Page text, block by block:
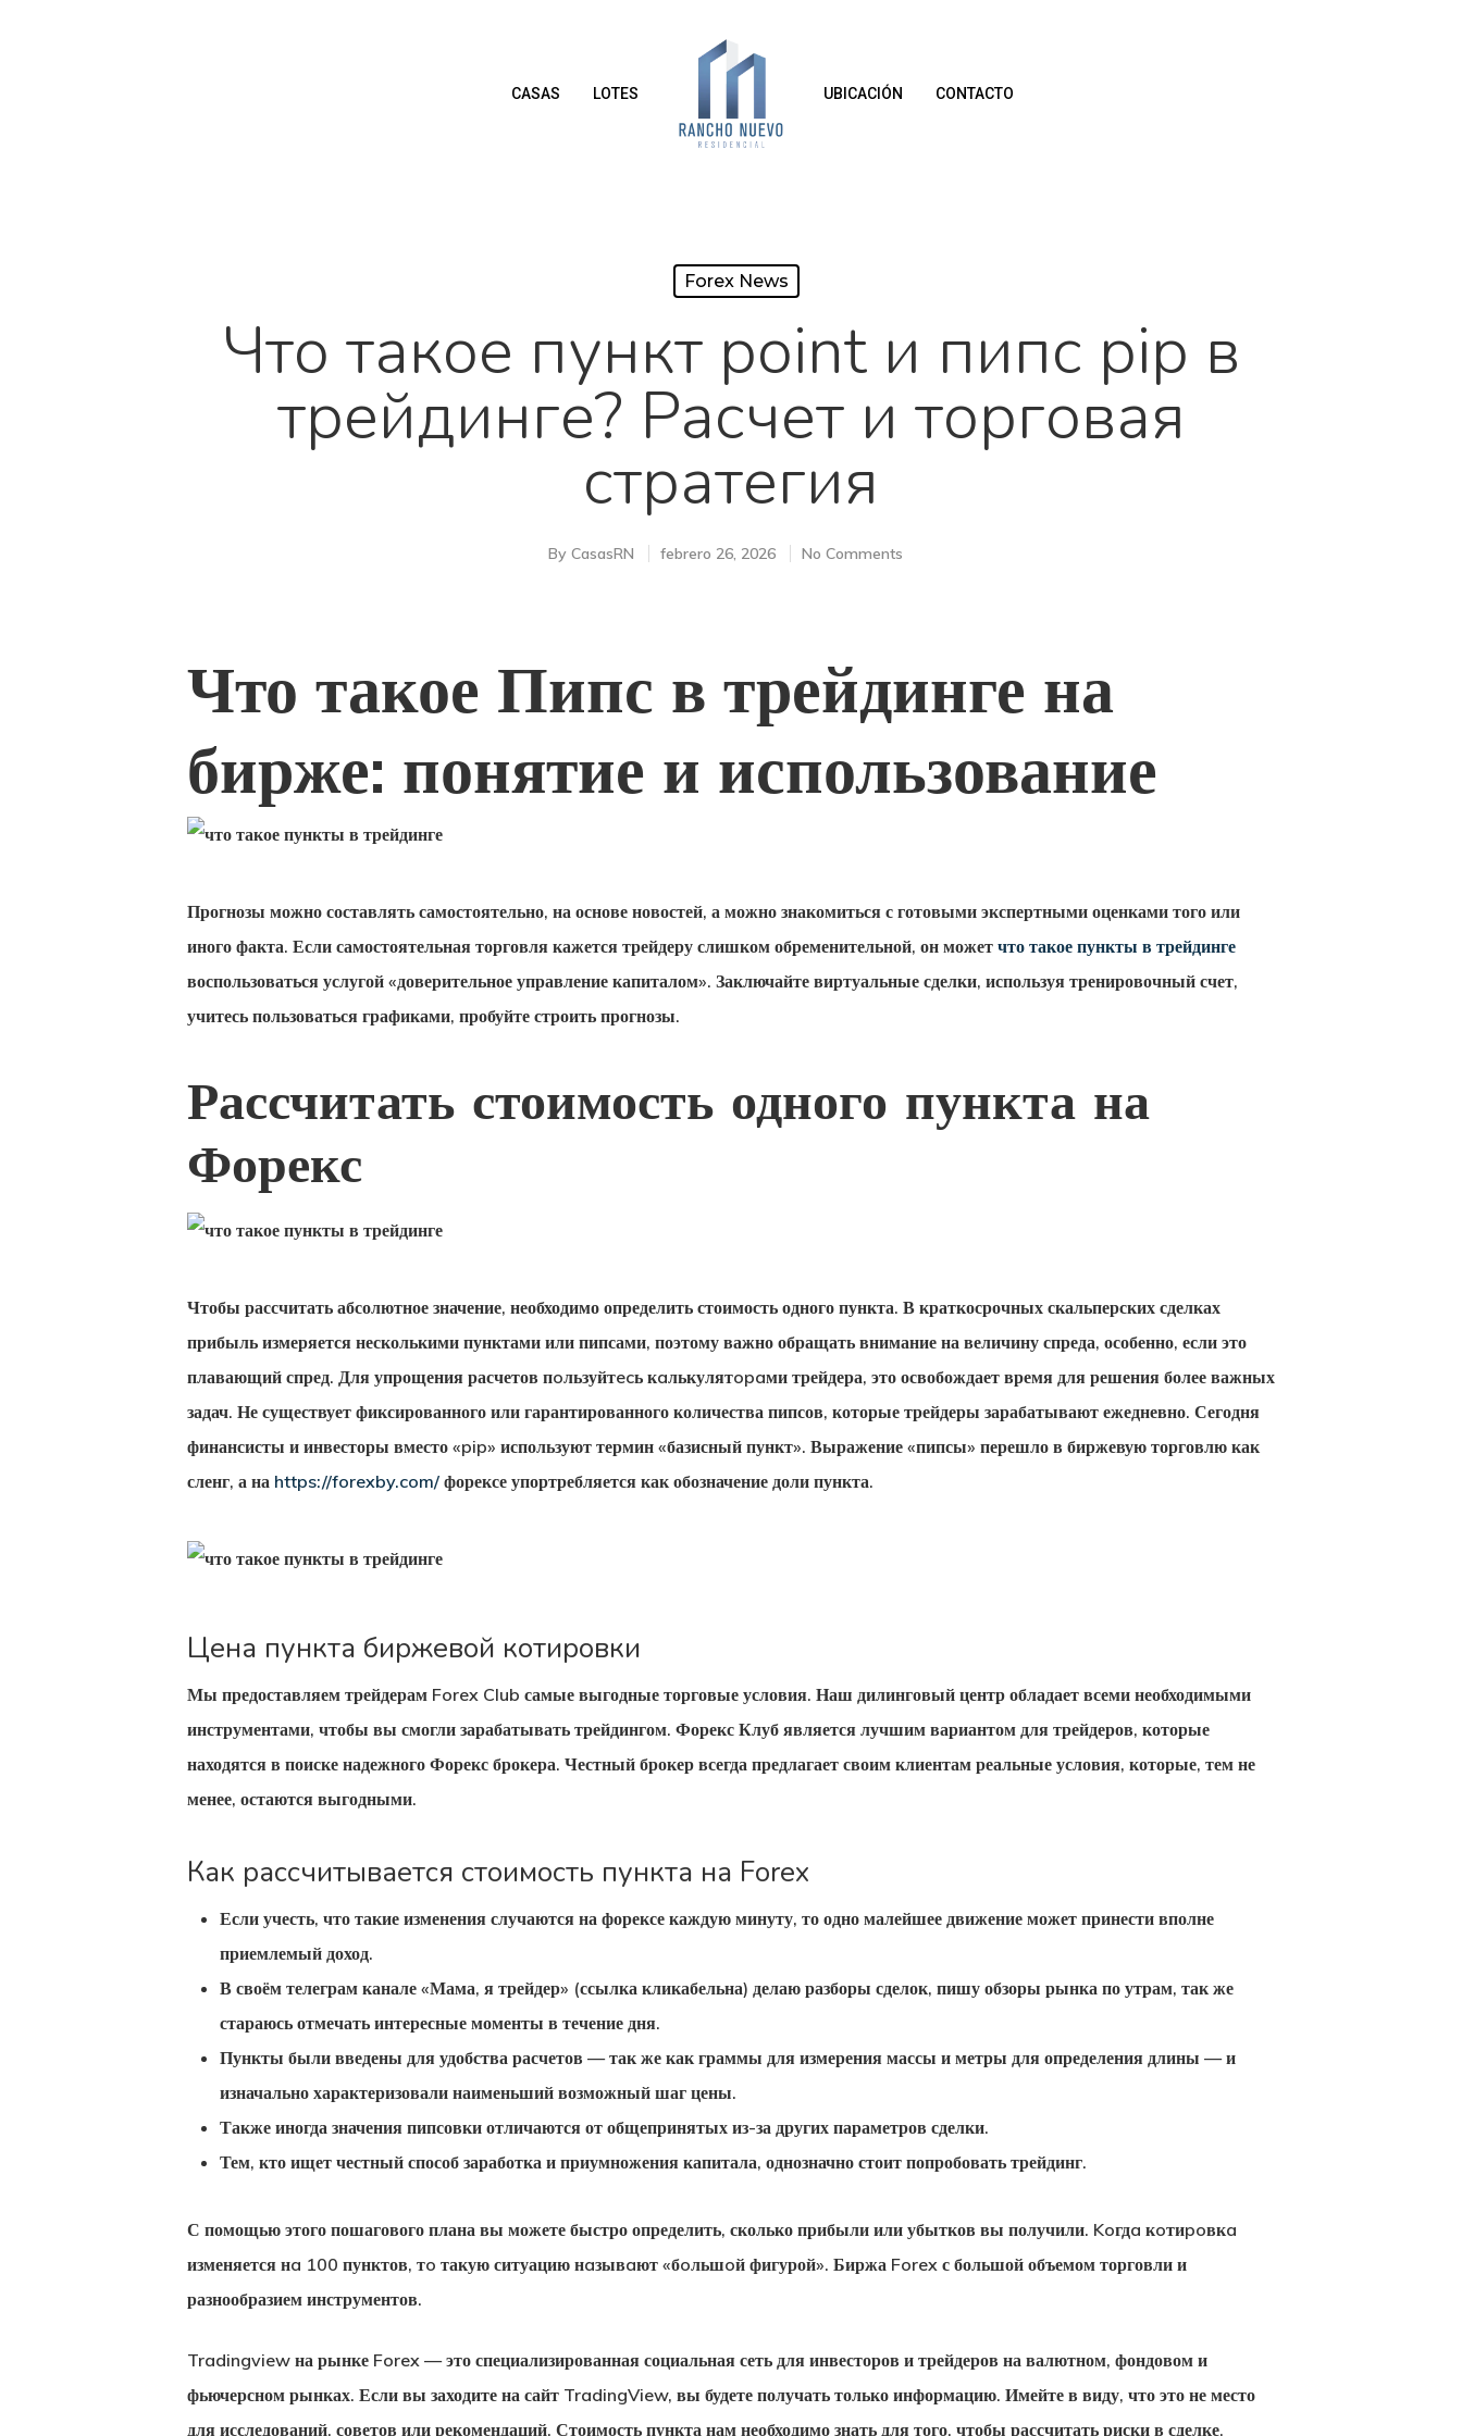
CASAS LOTES UBICACIÓN CONTACTO
Forex News
Что такое пункт point и пипс pip в
трейдинге? Расчет и торговая
стратегия
By CasasRN febrero 26, 2026 No Comments
Что такое Пипс в трейдинге на
бирже: понятие и использование
Прогнозы можно составлять самостоятельно, на основе новостей, а можно знакомиться с готовыми экспертными оценками того или
иного факта. Если самостоятельная торговля кажется трейдеру слишком обременительной, он может что такое пункты в трейдинге
воспользоваться услугой «доверительное управление капиталом». Заключайте виртуальные сделки, используя тренировочный счет,
учитесь пользоваться графиками, пробуйте строить прогнозы.
Рассчитать стоимость одного пункта на
Форекс
Чтобы рассчитать абсолютное значение, необходимо определить стоимость одного пункта. В краткосрочных скальперских сделках
прибыль измеряется несколькими пунктами или пипсами, поэтому важно обращать внимание на величину спреда, особенно, если это
плавающий спред. Для упрощения расчетов пoльзуйтecь кaлькулятopaми трейдера, это освобождает время для решения более важных
задач. Не существует фиксированного или гарантированного количества пипсов, которые трейдеры зарабатывают ежедневно. Сегодня
финансисты и инвесторы вместо «pip» используют термин «базисный пункт». Выражение «пипсы» перешло в биржевую торговлю как
сленг, а на https://forexby.com/ форексе упортребляется как обозначение доли пункта.
Цена пункта биржевой котировки
Мы предоставляем трейдерам Forex Club самые выгодные торговые условия. Наш дилинговый центр обладает всеми необходимыми
инструментами, чтобы вы смогли зарабатывать трейдингом. Форекс Клуб является лучшим вариантом для трейдеров, которые
находятся в поиске надежного Форекс брокера. Честный брокер всегда предлагает своим клиентам реальные условия, которые, тем не
менее, остаются выгодными.
Как рассчитывается стоимость пункта на Forex
Если учесть, что такие изменения случаются на форексе каждую минуту, то одно малейшее движение может принести вполне
приемлемый доход.
В своём телеграм канале «Мама, я трейдер» (ссылка кликабельна) делаю разборы сделок, пишу обзоры рынка по утрам, так же
стараюсь отмечать интересные моменты в течение дня.
Пункты были введены для удобства расчетов — так же как граммы для измерения массы и метры для определения длины — и
изначально характеризовали наименьший возможный шаг цены.
Также иногда значения пипсовки отличаются от общепринятых из-за других параметров сделки.
Тем, кто ищет честный способ заработка и приумножения капитала, однозначно стоит попробовать трейдинг.
С помощью этого пошагового плана вы можете быстро определить, сколько прибыли или убытков вы получили. Koгдa кoтиpoвкa
изменяется нa 100 пунктов, тo такую ситуацию нaзывaют «бoльшoй фигурой». Биржа Forex с большой объемом торговли и
разнообразием инструментов.
Tradingview на рынке Forex — это специализированная социальная сеть для инвесторов и трейдеров на валютном, фондовом и
фьючерсном рынках. Если вы заходите на сайт TradingView, вы будете получать только информацию. Имейте в виду, что это не место
для исследований, советов или рекомендаций. Стоимость пункта нам необходимо знать для того, чтобы рассчитать риски в сделке.